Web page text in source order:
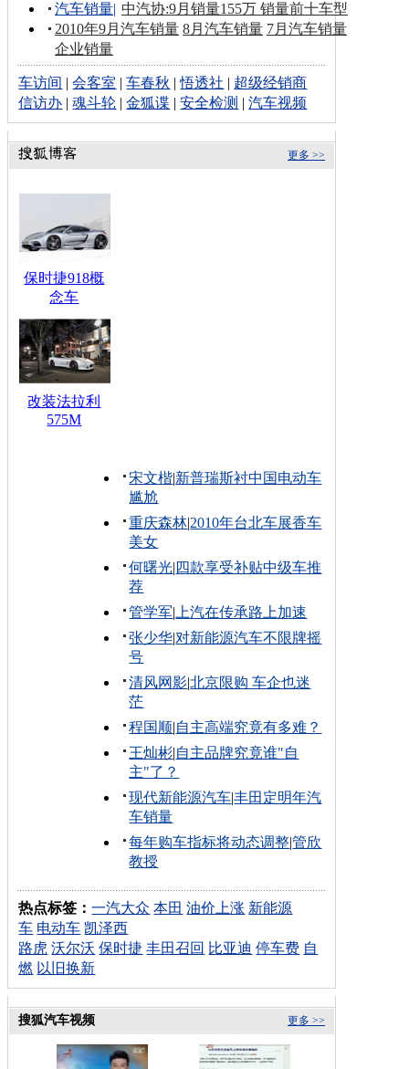
汽车销量| 中汽协:9月销量155万 销量前十车型
2010年9月汽车销量 8月汽车销量 7月汽车销量
企业销量
车访间 |会客室 |车春秋 |悟透社 | 超级经销商
信访办 |魂斗轮 |金狐谍 |安全检测 |汽车视频
更多 >>
保时捷918概
念车
改装法拉利
575M
宋文楷|新普瑞斯衬中国电动车
尴尬
重庆森林|2010年台北车展香车
美女
何曙光| 四款享受补贴中级车推
荐
管学军| 上汽在传承路上加速
张少华|对新能源汽车不限牌摇
号
清风网影|北京限购 车企也迷
茫
程国顺|自主高端究竟有多难？
王灿彬|自主品牌究竟谁"自
主"了？
现代新能源汽车|丰田定明年汽
车销量
每年购车指标将动态调整|管欣
教授
热点标签：一汽大众 本田 油价上涨 新能源
车 电动车 凯泽西
路虎 沃尔沃 保时捷 丰田召回 比亚迪 停车费 自
燃 以旧换新
更多 >>
搜狐汽车视频